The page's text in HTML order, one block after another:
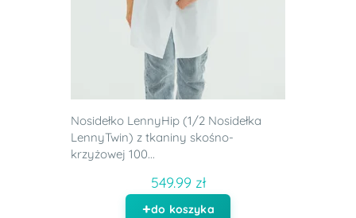
Nosidełko LennyHip (1/2 Nosidełka
LennyTwin) z tkaniny skośno-
krzyżowej 100...
549.99 zł
do koszyka